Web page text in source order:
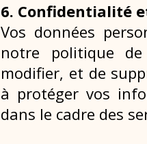
6. Confidentialité
Vos données
notre politique
modifier, et de
à protéger vos
dans le cadre des